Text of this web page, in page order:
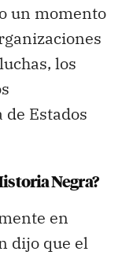
un momento
los
Estados
Negra?
en
dijo que el